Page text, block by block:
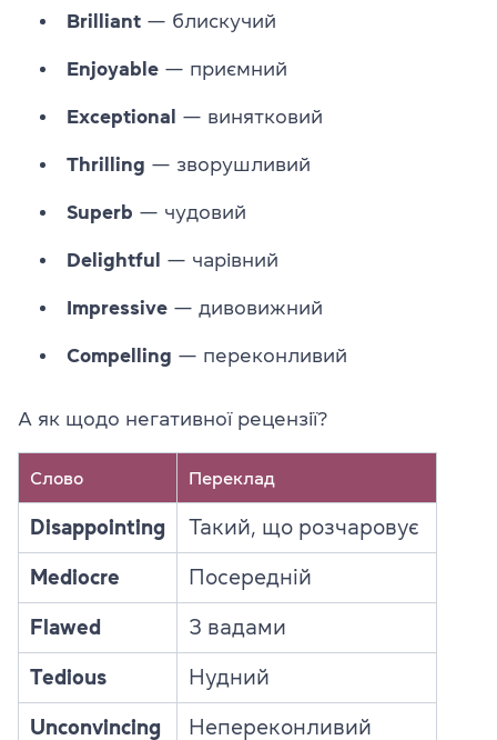
Brilliant — блискучий
Enjoyable — приємний
Exceptional — винятковий
Thrilling — зворушливий
Superb — чудовий
Delightful — чарівний
Impressive — дивовижний
Compelling — переконливий
А як щодо негативної рецензії?
Слово Переклад
Disappointing Такий, що розчаровує
Mediocre Посередній
Flawed З вадами
Tedious Нудний
Unconvincing Непереконливий